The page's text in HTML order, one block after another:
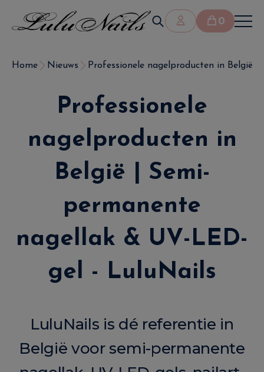
0
Home Nieuws Professionele nagelproducten in België |
Professionele
nagelproducten in
België | Semi-
permanente
nagellak & UV-LED-
gel - LuluNails
LuluNails is dé referentie in
België voor semi-permanente